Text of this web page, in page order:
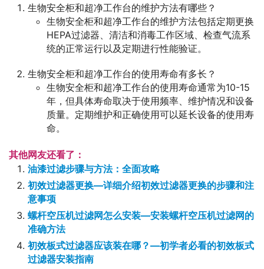
生物安全柜和超净工作台的维护方法有哪些？
生物安全柜和超净工作台的维护方法包括定期更换
HEPA过滤器、清洁和消毒工作区域、检查气流系
统的正常运行以及定期进行性能验证。
生物安全柜和超净工作台的使用寿命有多长？
生物安全柜和超净工作台的使用寿命通常为10-15
年，但具体寿命取决于使用频率、维护情况和设备
质量。定期维护和正确使用可以延长设备的使用寿
命。
其他网友还看了：
油漆过滤步骤与方法：全面攻略
初效过滤器更换—详细介绍初效过滤器更换的步骤和注
意事项
螺杆空压机过滤网怎么安装—安装螺杆空压机过滤网的
准确方法
初效板式过滤器应该装在哪？—初学者必看的初效板式
过滤器安装指南